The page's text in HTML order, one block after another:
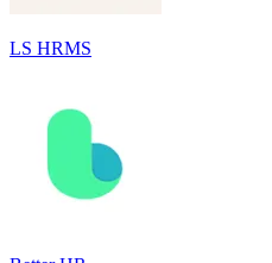
LS HRMS